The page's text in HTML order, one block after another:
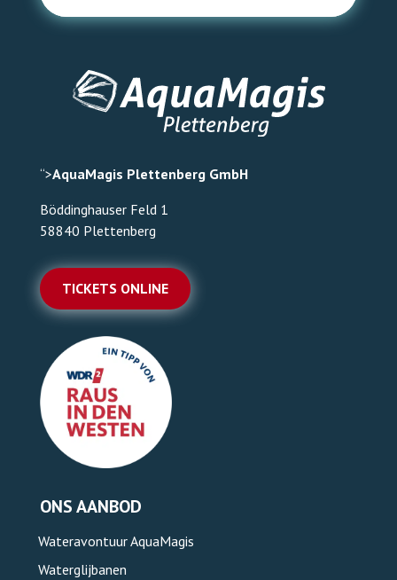
“>AquaMagis Plettenberg GmbH
Böddinghauser Feld 1
58840 Plettenberg
TICKETS ONLINE
ONS AANBOD
Wateravontuur AquaMagis
Waterglijbanen